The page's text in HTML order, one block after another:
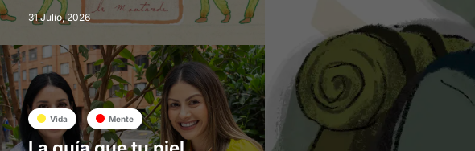
31 Julio, 2026
Vida Mente